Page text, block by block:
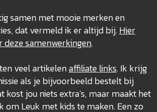
samen met mooie merken en
dat vermeld ik er altijd bij.Hier
dezesamenwerkingen.
veel artikelenaffiliate links. Ik krijg
als je bijvoorbeeld bestelt bij
kost jou niets extra’s, maar maakt het
om Leuk met kids te maken. Een zo